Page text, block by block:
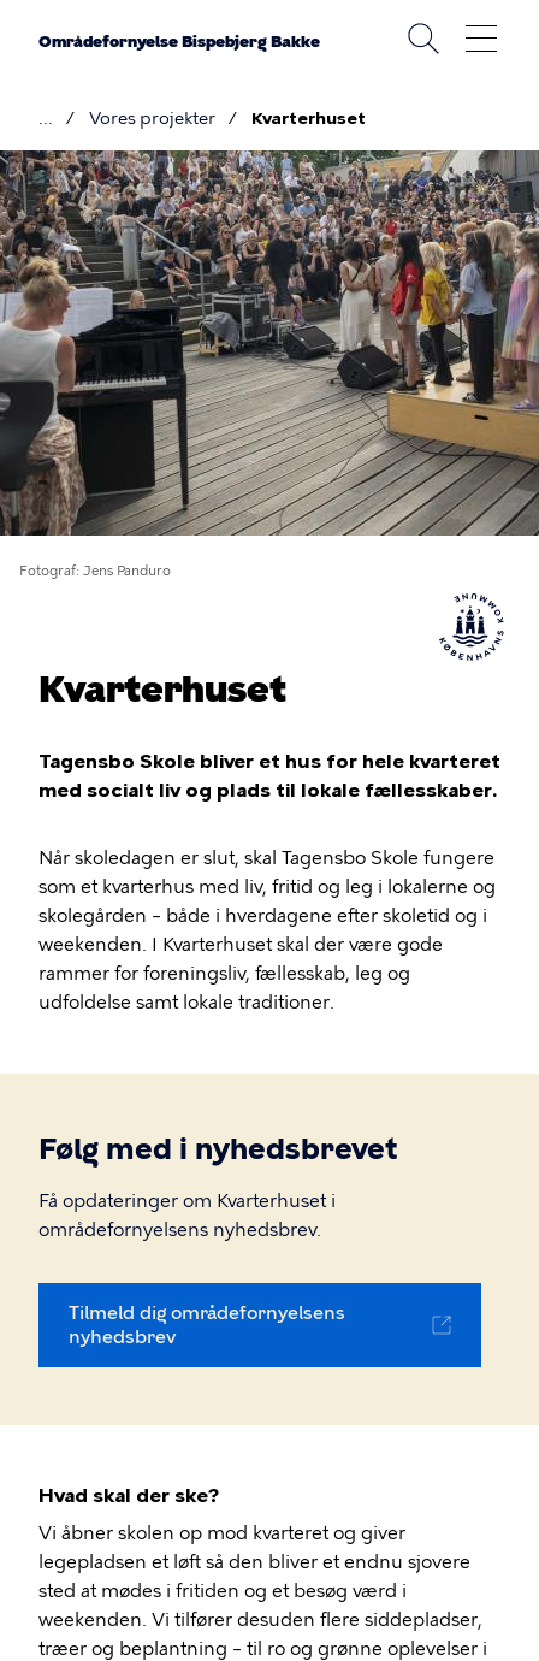
Områdefornyelse Bispebjerg Bakke
Brødkrumme
Vores projekter Kvarterhuset
Fotograf Jens Panduro
Kvarterhuset
Tagensbo Skole bliver et hus for hele kvarteret
med socialt liv og plads til lokale fællesskaber.
Når skoledagen er slut, skal Tagensbo Skole fungere
som et kvarterhus med liv, fritid og leg i lokalerne og
skolegården – både i hverdagene efter skoletid og i
weekenden. I Kvarterhuset skal der være gode
rammer for foreningsliv, fællesskab, leg og
udfoldelse samt lokale traditioner.
Følg med i nyhedsbrevet
Få opdateringer om Kvarterhuset i
områdefornyelsens nyhedsbrev.
Tilmeld dig områdefornyelsens
nyhedsbrev
Hvad skal der ske?
Vi åbner skolen op mod kvarteret og giver
legepladsen et løft så den bliver et endnu sjovere
sted at mødes i fritiden og et besøg værd i
weekenden. Vi tilfører desuden flere siddepladser,
træer og beplantning – til ro og grønne oplevelser i